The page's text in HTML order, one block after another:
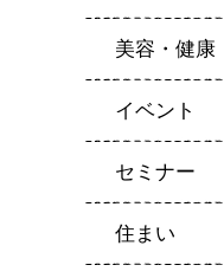
美容・健康
イベント
セミナー
住まい